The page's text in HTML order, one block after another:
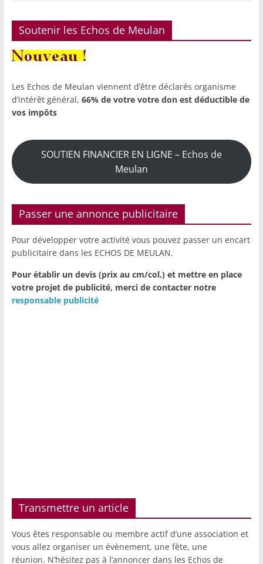
Soutenir les Echos de Meulan
Les Echos de Meulan viennent d’être déclarés organisme
d’intérêt général, 66% de votre votre don est déductible de
vos impôts
SOUTIEN FINANCIER EN LIGNE – Echos de
Meulan
Passer une annonce publicitaire
Pour développer votre activité vous pouvez passer un encart
publicitaire dans les ECHOS DE MEULAN.
Pour établir un devis (prix au cm/col.) et mettre en place
votre projet de publicité, merci de contacter notre
responsable publicité
Transmettre un article
Vous êtes responsable ou membre actif d’une association et
vous allez organiser un évènement, une fête, une
réunion. N’hésitez pas à l’annoncer dans les Echos de